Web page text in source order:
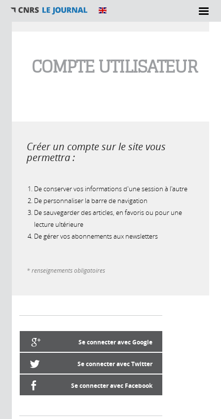
COMPTE UTILISATEUR
Créer un compte sur le site vous
permettra :
De conserver vos informations d'une session à l'autre
De personnaliser la barre de navigation
De sauvegarder des articles, en favoris ou pour une
lecture ultérieure
De gérer vos abonnements aux newsletters
* renseignements obligatoires
Se connecter avec Google
Se connecter avec Twitter
Se connecter avec Facebook